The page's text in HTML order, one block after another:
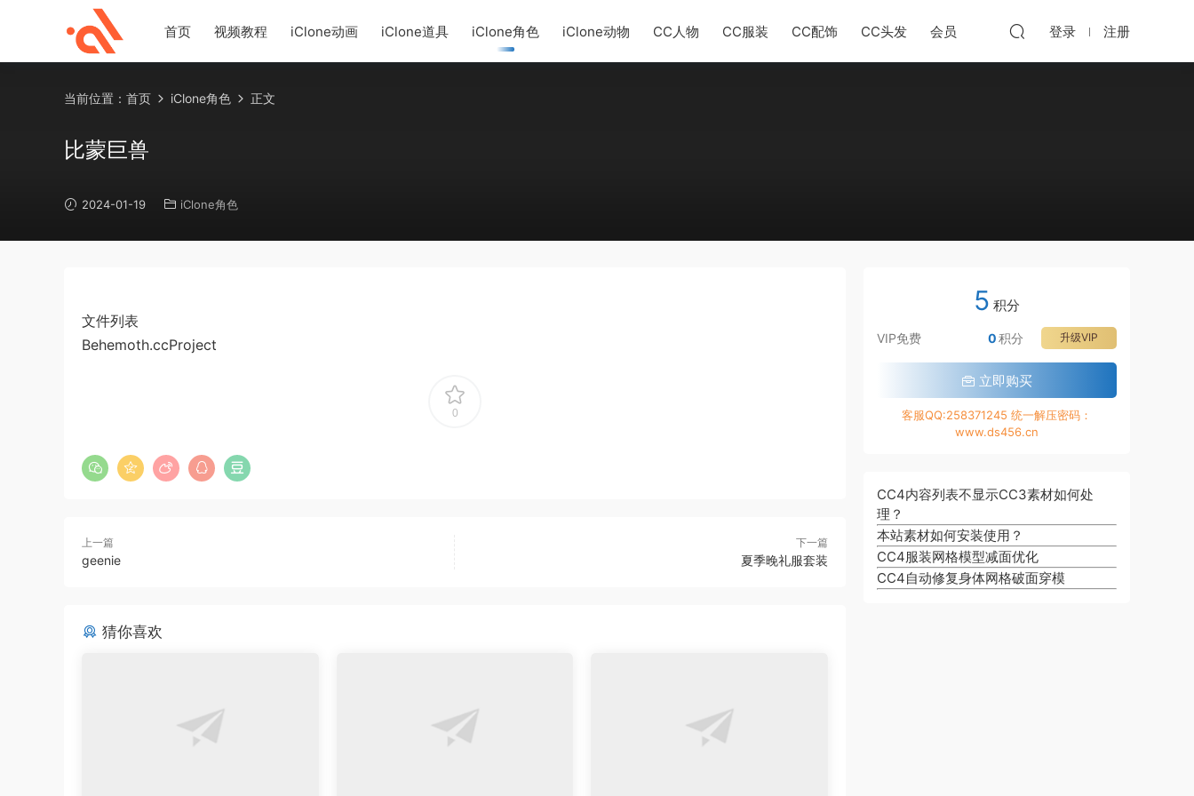
首页 视频教程 iClone动画 iClone道具 iClone角色 iClone动物 CC人物 CC服装 CC配饰 CC头发 会员 登录 注册
当前位置： 首页 iClone角色 正文
比蒙巨兽
2024-01-19 iClone角色
文件列表
Behemoth.ccProject
0
上一篇
geenie
下一篇
夏季晚礼服套装
猜你喜欢
5 积分
VIP免费 升级VIP
0积分
立即购买
客服QQ:258371245 统一解压密码：
www.ds456.cn
CC4内容列表不显示CC3素材如何处
理？
本站素材如何安装使用？
CC4服装网格模型减面优化
CC4自动修复身体网格破面穿模